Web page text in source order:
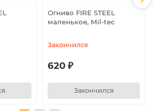
Огниво FIRE STEEL
маленькое, Mil-tec
Закончился
620 ₽
Закончился